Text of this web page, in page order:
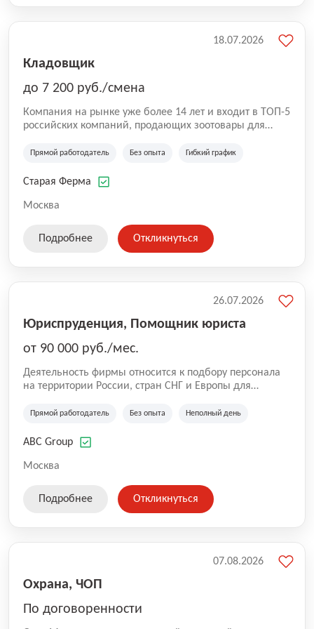
Кладовщик
до 7 200 руб./смена
Компания на рынке уже более 14 лет и входит в ТОП-5
российских компаний, продающих зоотовары для
компания владеет 5 розничными магазинами, а также
России (Wildberries, Ozon, Яндекс. Маркет и
на глобальной доставке товаров по всей территории
SKU, премиальные бренды кормов и собственные
Прямой работодатель Без опыта Гибкий график
Старая Ферма
Москва
18.07.2026
Подробнее Откликнуться
Юриспруденция, Помощник юриста
от 90 000 руб./мес.
Деятельность фирмы относится к подбору персонала
на территории России, стран СНГ и Европы для
культуре и развлечениям, информационным
Прямой работодатель Без опыта Неполный день
ABC Group
Москва
26.07.2026
Подробнее Откликнуться
Охрана, ЧОП
По договоренности
07.08.2026